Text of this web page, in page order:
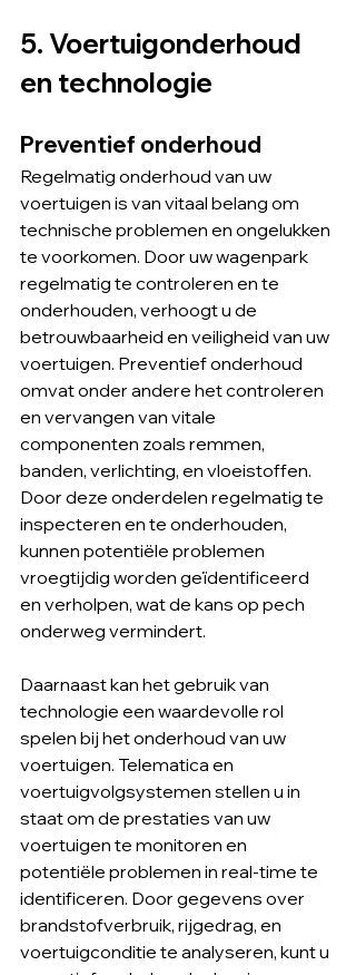
5. Voertuigonderhoud
en technologie
Preventief onderhoud
Regelmatig onderhoud van uw
voertuigen is van vitaal belang om
technische problemen en ongelukken
te voorkomen. Door uw wagenpark
regelmatig te controleren en te
onderhouden, verhoogt u de
betrouwbaarheid en veiligheid van uw
voertuigen. Preventief onderhoud
omvat onder andere het controleren
en vervangen van vitale
componenten zoals remmen,
banden, verlichting, en vloeistoffen.
Door deze onderdelen regelmatig te
inspecteren en te onderhouden,
kunnen potentiële problemen
vroegtijdig worden geïdentificeerd
en verholpen, wat de kans op pech
onderweg vermindert.
Daarnaast kan het gebruik van
technologie een waardevolle rol
spelen bij het onderhoud van uw
voertuigen. Telematica en
voertuigvolgsystemen stellen u in
staat om de prestaties van uw
voertuigen te monitoren en
potentiële problemen in real-time te
identificeren. Door gegevens over
brandstofverbruik, rijgedrag, en
voertuigconditie te analyseren, kunt u